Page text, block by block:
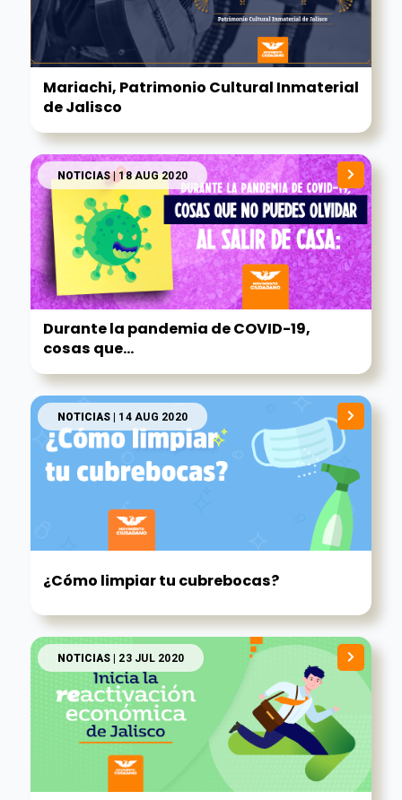
Mariachi, Patrimonio Cultural Inmaterial
de Jalisco
NOTICIAS| 18 AUG 2020
Durante la pandemia de COVID-19,
cosas que...
NOTICIAS| 14 AUG 2020
¿Cómo limpiar tu cubrebocas?
NOTICIAS| 23 JUL 2020